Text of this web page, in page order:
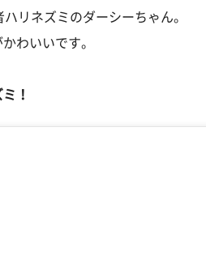
リネズミのダーシーちゃん。
わいいです。
！